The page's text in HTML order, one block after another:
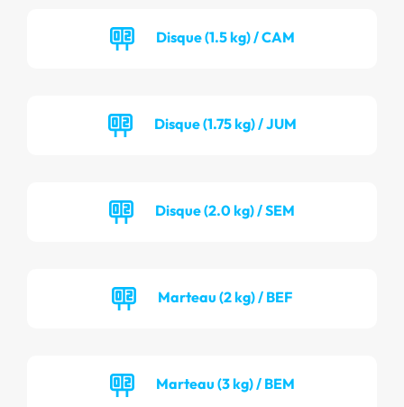
Disque (1.5 kg) / CAM
Disque (1.75 kg) / JUM
Disque (2.0 kg) / SEM
Marteau (2 kg) / BEF
Marteau (3 kg) / BEM